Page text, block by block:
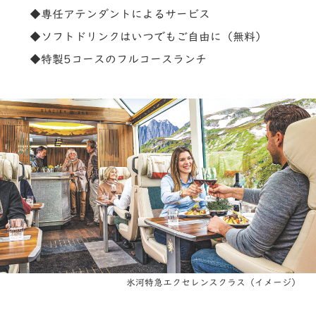
◆専任アテンダントによるサービス
◆ソフトドリンクはいつでもご自由に（無料）
◆特製5コースのフルコースランチ
氷河特急エクセレンスクラス（イメージ）